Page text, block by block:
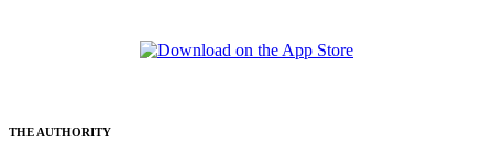
THE AUTHORITY